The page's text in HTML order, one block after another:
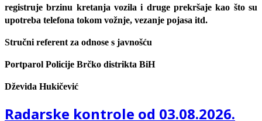
registruje brzinu kretanja vozila i druge prekršaje kao što su
upotreba telefona tokom vožnje, vezanje pojasa itd.
Stručni referent za odnose s javnošću
Portparol Policije Brčko distrikta BiH
Dževida Hukičević
Radarske kontrole od 03.08.2026.